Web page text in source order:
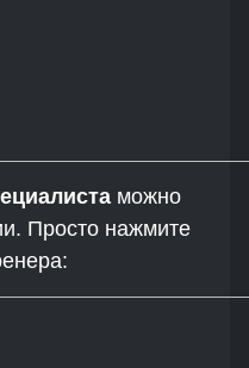
можно
Просто нажмите